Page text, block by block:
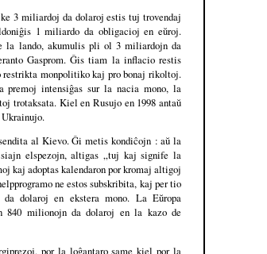
3 miliardoj da dolaroj estis tuj trovendaj
1 miliardo da obligacioj en eŭroj.
la lando, akumulis pli ol 3 miliardojn da
Gasprom. Ĝis tiam la inflacio restis
monpolitiko kaj pro bonaj rikoltoj.
premoj intensiĝas sur la nacia mono, la
trotaksata. Kiel en Rusujo en 1998 antaŭ
Ukrainujo.
al Kievo. Ĝi metis kondiĉojn : aŭ la
elspezojn, altigas „tuj kaj signife la
kaj adoptas kalendaron por kromaj altigoj
ne estos subskribita, kaj per tio
dolaroj en ekstera mono. La Eŭropa
840 milionojn da dolaroj en la kazo de
por la loĝantaro same kiel por la